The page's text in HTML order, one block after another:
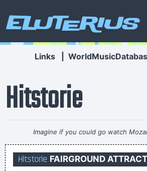
Eluterius
Links
Hitstorie
Imagine if you could go watch
last, crappiest show he ever
Hitstorie FAIRGROUND